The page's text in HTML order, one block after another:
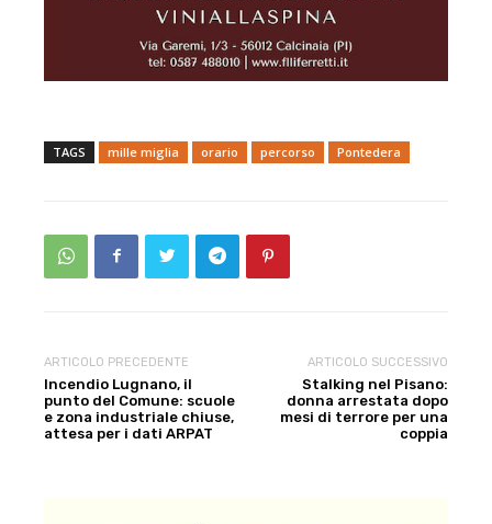
TAGS mille miglia orario percorso Pontedera
ARTICOLO PRECEDENTE
Incendio Lugnano, il
punto del Comune: scuole
e zona industriale chiuse,
attesa per i dati ARPAT
ARTICOLO SUCCESSIVO
Stalking nel Pisano:
donna arrestata dopo
mesi di terrore per una
coppia